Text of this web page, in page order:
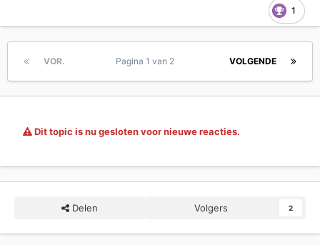
1
VOR. VOLGENDE
Pagina 1 van 2
Dit topic is nu gesloten voor nieuwe reacties.
Delen Volgers 2